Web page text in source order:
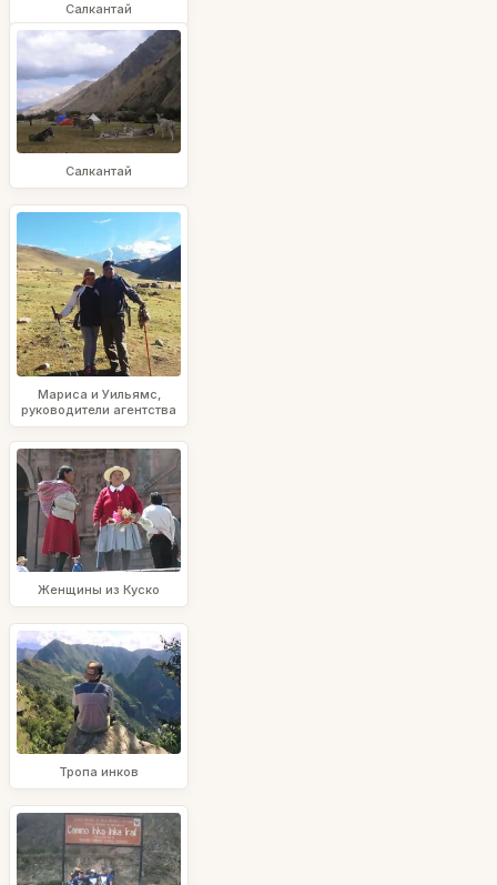
Салкантай
Салкантай
Мариса и Уильямс,
руководители агентства
Женщины из Куско
Тропа инков